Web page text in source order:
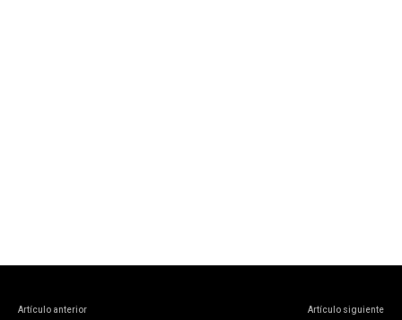
Artículo anterior Artículo siguiente